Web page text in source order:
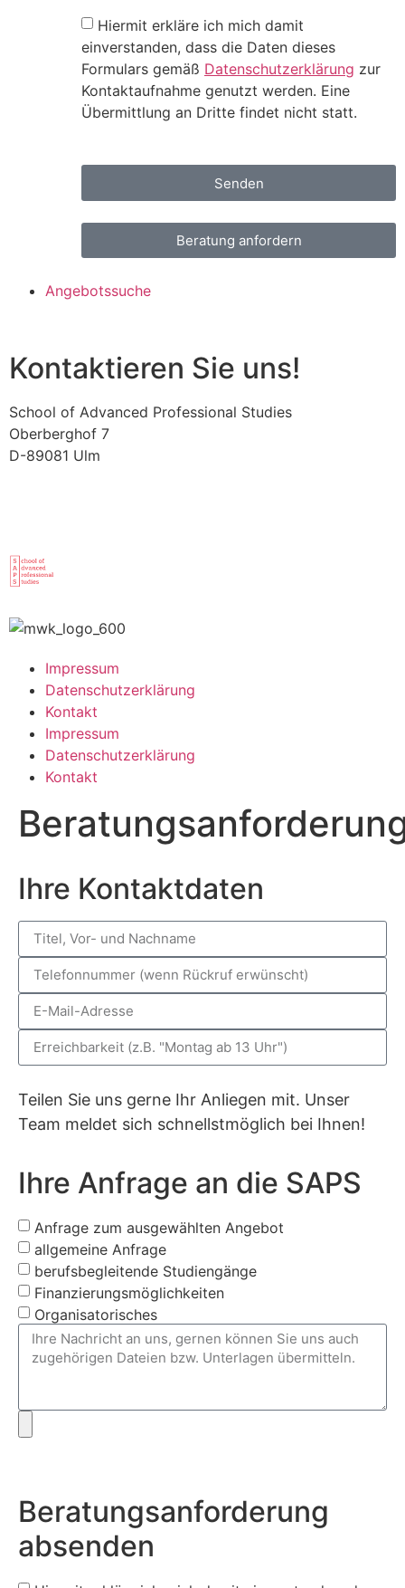
Hiermit erkläre ich mich damit
einverstanden, dass die Daten dieses
Formulars gemäß Datenschutzerklärung zur
Kontaktaufnahme genutzt werden. Eine
Übermittlung an Dritte findet nicht statt.
Senden
Beratung anfordern
Angebotssuche
Kontaktieren Sie uns!
School of Advanced Professional Studies
Oberberghof 7
D-89081 Ulm
Impressum
Datenschutzerklärung
Kontakt
Impressum
Datenschutzerklärung
Kontakt
Ihre Kontaktdaten
Teilen Sie uns gerne Ihr Anliegen mit. Unser
Team meldet sich schnellstmöglich bei Ihnen!
Ihre Anfrage an die SAPS
Anfrage zum ausgewählten Angebot
allgemeine Anfrage
berufsbegleitende Studiengänge
Finanzierungsmöglichkeiten
Organisatorisches
Beratungsanforderung
absenden